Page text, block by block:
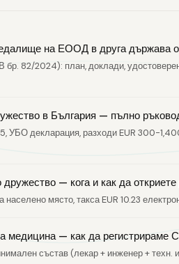
на ЕООД в друга държава
82/2024): план, доклади,
в България — пълно
УБО декларация, разходи EUR 300-
дружество — кога и как да
населено място, такса EUR 10.23
медицина — как да
състав (лекар + инженер + техн.